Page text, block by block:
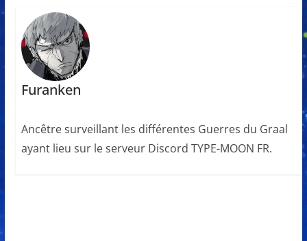
Furanken
Ancêtre surveillant les différentes Guerres du Graal
ayant lieu sur le serveur Discord TYPE-MOON FR.